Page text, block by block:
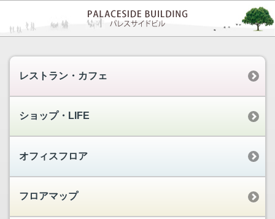
レストラン・カフェ
ショップ・LIFE
オフィスフロア
フロアマップ